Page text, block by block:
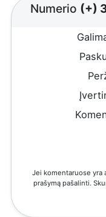
Numerio (+)
Jei komentaruose yra
prašymą pašalinti.